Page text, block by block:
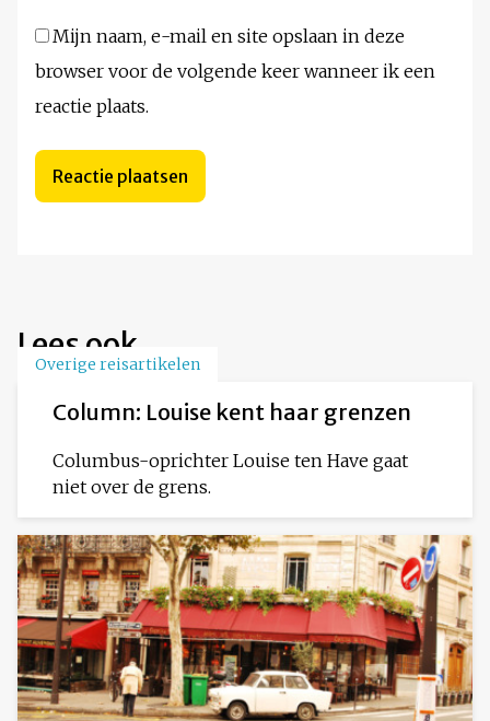
Mijn naam, e-mail en site opslaan in deze
browser voor de volgende keer wanneer ik een
reactie plaats.
Lees ook
Overige reisartikelen
Column: Louise kent haar grenzen
Columbus-oprichter Louise ten Have gaat
niet over de grens.